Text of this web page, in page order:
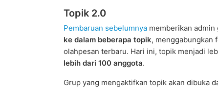
Topik 2.0
Pembaruan sebelumnya memberikan
ke dalam beberapa topik, menggabungkan
olahpesan terbaru. Hari ini, topik menjadi
lebih dari 100 anggota.
Grup yang mengaktifkan topik akan dibuka